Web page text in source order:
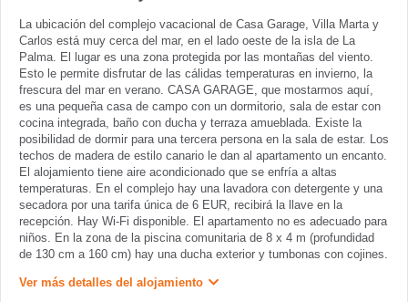
La ubicación del complejo vacacional de Casa Garage, Villa Marta y
Carlos está muy cerca del mar, en el lado oeste de la isla de La
Palma. El lugar es una zona protegida por las montañas del viento.
Esto le permite disfrutar de las cálidas temperaturas en invierno, la
frescura del mar en verano. CASA GARAGE, que mostarmos aquí,
es una pequeña casa de campo con un dormitorio, sala de estar con
cocina integrada, baño con ducha y terraza amueblada. Existe la
posibilidad de dormir para una tercera persona en la sala de estar. Los
techos de madera de estilo canario le dan al apartamento un encanto.
El alojamiento tiene aire acondicionado que se enfría a altas
temperaturas. En el complejo hay una lavadora con detergente y una
secadora por una tarifa única de 6 EUR, recibirá la llave en la
recepción. Hay Wi-Fi disponible. El apartamento no es adecuado para
niños. En la zona de la piscina comunitaria de 8 x 4 m (profundidad
de 130 cm a 160 cm) hay una ducha exterior y tumbonas con cojines.
Ver más detalles del alojamiento